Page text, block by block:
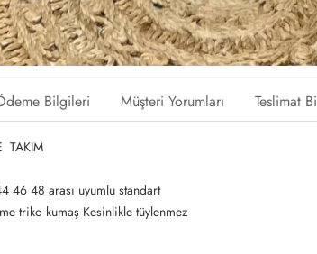
Bilgileri Müşteri Yorumları Teslimat
TAKIM
46 48 arası uyumlu standart
triko kumaş Kesinlikle tüylenmez